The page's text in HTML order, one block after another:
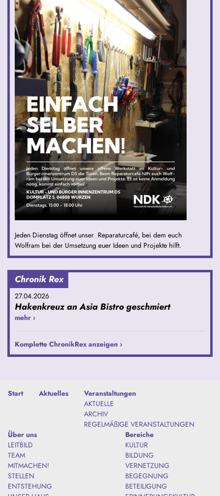
Jeden Dienstag öffnet unser Reparaturcafé, bei dem euch
Wolfram bei der Umsetzung euer Ideen und Projekte hilft.
Chronik Rex
27.04.2026
Hakenkreuz an Asia Bistro geschmiert
mehr ›
Komplette ChronikRex anzeigen ›
Start Aktuelles
Veranstaltungen
AKTUELLE
ARCHIV
REGELMÄßIGE VERANSTALTUNGEN
Über uns
LEITBILD
TEAM
MITMACHEN!
STELLEN
ENTSTEHUNG
Bereiche
KULTUR
BILDUNG
VERNETZUNG
BEGEGNUNG
BETEILIGUNG